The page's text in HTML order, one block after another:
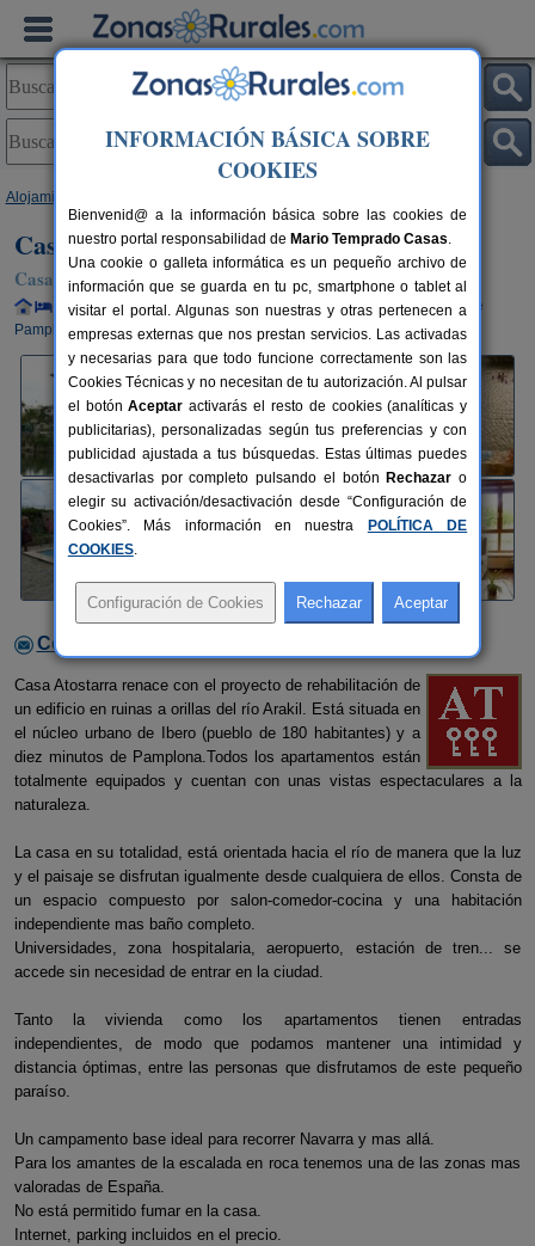
Alojamientos
Casa Atostarra
Casa Rural en Ibero (Navarra)
Alquiler completo y por habitaciones 16+5 plazas
12 km de
Pamplona
Contactar con el alojamiento
Casa Atostarra renace con el proyecto de rehabilitación de
un edificio en ruinas a orillas del río Arakil. Está situada en
el núcleo urbano de Ibero (pueblo de 180 habitantes) y a
diez minutos de Pamplona.Todos los apartamentos están
totalmente equipados y cuentan con unas vistas espectaculares a la
naturaleza.
La casa en su totalidad, está orientada hacia el río de manera que la luz
y el paisaje se disfrutan igualmente desde cualquiera de ellos. Consta de
un espacio compuesto por salon-comedor-cocina y una habitación
independiente mas baño completo.
Universidades, zona hospitalaria, aeropuerto, estación de tren... se
accede sin necesidad de entrar en la ciudad.
Tanto la vivienda como los apartamentos tienen entradas
independientes, de modo que podamos mantener una intimidad y
distancia óptimas, entre las personas que disfrutamos de este pequeño
paraíso.
Un campamento base ideal para recorrer Navarra y mas allá.
Para los amantes de la escalada en roca tenemos una de las zonas mas
valoradas de España.
No está permitido fumar en la casa.
Internet, parking incluidos en el precio.
INFORMACIÓN BÁSICA SOBRE
COOKIES
Bienvenid@ a la información básica sobre las cookies de
nuestro portal responsabilidad de Mario Temprado Casas.
Una cookie o galleta informática es un pequeño archivo de
información que se guarda en tu pc, smartphone o tablet al
visitar el portal. Algunas son nuestras y otras pertenecen a
empresas externas que nos prestan servicios. Las activadas
y necesarias para que todo funcione correctamente son las
Cookies Técnicas y no necesitan de tu autorización. Al pulsar
el botónAceptar activarás el resto de cookies (analíticas y
publicitarias), personalizadas según tus preferencias y con
publicidad ajustada a tus búsquedas. Estas últimas puedes
desactivarlas por completo pulsando el botón Rechazar o
elegir su activación/desactivación desde “Configuración de
Cookies”. Más información en nuestra
POLÍTICA DE
COOKIES.